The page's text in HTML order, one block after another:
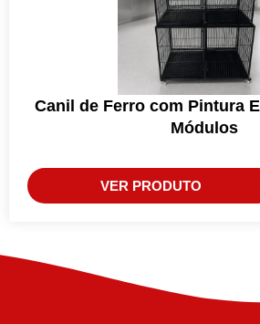
Canil de Ferro com Pintura
Módulos
VER PRODUTO